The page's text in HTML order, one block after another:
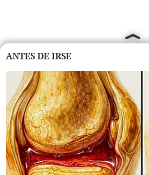
ANTES DE IRSE